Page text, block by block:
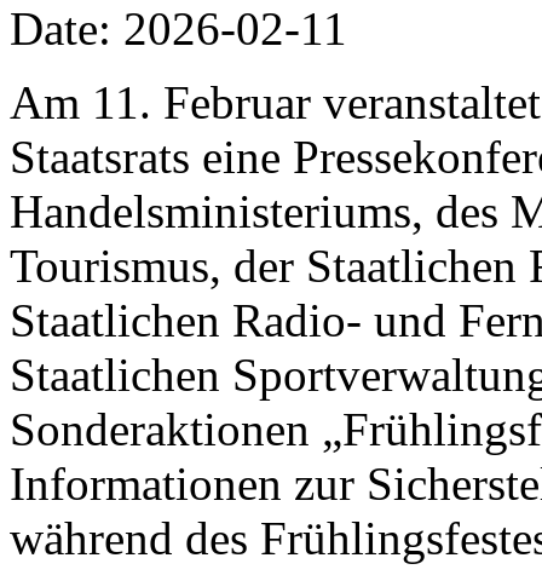
Date: 2026-02-11
Am 11. Februar
Staatsrats eine
Handelsministeriums, des
Tourismus, der Staatlichen
Staatlichen Radio- und
Staatlichen
Sonderaktionen
Informationen zur
während des